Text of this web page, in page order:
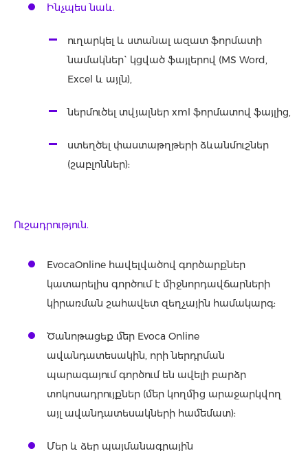
Ինչպես նաև.
ուղարկել և ստանալ ազատ ֆորմատի
նամակներ` կցված ֆայլերով (MS Word,
Excel և այլն),
ներմուծել տվյալներ xml ֆորմատով ֆայլից,
ստեղծել փաստաթղթերի ձևանմուշներ
(շաբլոններ):
Ուշադրություն.
EvocaOnline հավելվածով գործարքներ
կատարելիս գործում է միջնորդավճարների
կիրառման շահավետ զեղչային համակարգ:
Ծանոթացեք մեր Evoca Online
ավանդատեսակին, որի ներդրման
պարագայում գործում են ավելի բարձր
տոկոսադրույքներ (մեր կողմից արաջարկվող
այլ ավանդատեսակների համեմատ):
Մեր և ձեր պայմանագրային